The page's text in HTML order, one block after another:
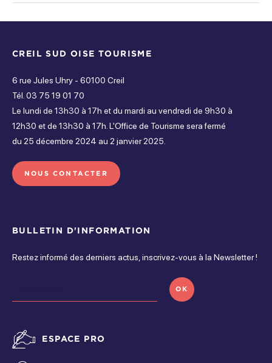
Ouvert de 14h à 23h
Mercredi
Ouvert de 14h à 23h
Vendredi
Ouvert de 14h à 23h
Moyens de paiement
Carte bancaire
Chèques Vacances Connect Espèces
Virement American Express
Équipements
Ascenseur Parking gratuit
Restauration sur place
Services
Accompagnateur
Activités sur place
Escape Game
CREIL SUD OISE TOURISME
6 rue Jules Uhry - 60100 Creil
Tél. 03 75 19 01 70
Le lundi de 13h30 à 17h et du mardi au vendredi de 9h30 à
12h30 et de 13h30 à 17h. L'Office de Tourisme sera fermé
du 25 décembre 2024 au 2 janvier 2025.
NOUS CONTACTER
BULLETIN D'INFORMATION
Restez informé des derniers actus, inscrivez-vous à la Newsletter !
OK
ESPACE PRO